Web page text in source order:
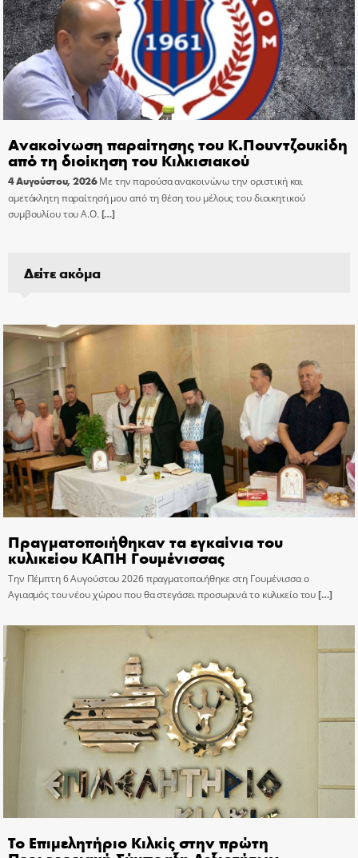
Ανακοίνωση παραίτησης του Κ.Πουντζουκίδη
από τη διοίκηση του Κιλκισιακού
4 Αυγούστου, 2026 Με την παρούσα ανακοινώνω την οριστική και
αμετάκλητη παραίτησή μου από τη θέση του μέλους του διοικητικού
συμβουλίου του Α.Ο.[…]
Δείτε ακόμα
Πραγματοποιήθηκαν τα εγκαίνια του
κυλικείου ΚΑΠΗ Γουμένισσας
Την Πέμπτη 6 Αυγούστου 2026 πραγματοποιήθηκε στη Γουμένισσα ο
Αγιασμός του νέου χώρου που θα στεγάσει προσωρινά το κυλικείο του[…]
Το Επιμελητήριο Κιλκίς στην πρώτη